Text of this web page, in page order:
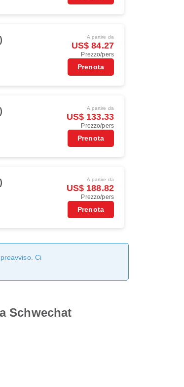
A partire da
US$ 84.27
Prezzo/pers
Prenota
A partire da
US$ 133.33
Prezzo/pers
Prenota
A partire da
US$ 188.82
Prezzo/pers
Prenota
Ci
Schwechat